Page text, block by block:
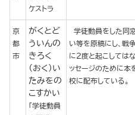
ケストラ
京
都
市
がくとど
ういんの
きろく
（おく）い
たみをの
こすかい
｢学徒動員
学徒動員をした同
い等を原稿にし、戦
に２度と起こしては
ッセージのために本
校に配布している。